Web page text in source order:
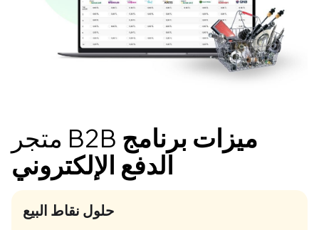
متجر B2B ميزات برنامج
الدفع الإلكتروني
حلول نقاط البيع